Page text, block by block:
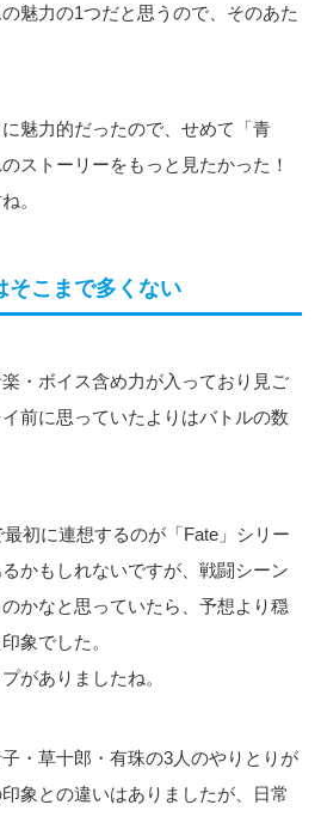
魅力の1つだと思うので、そのあた
魅力的だったので、せめて「青
ストーリーをもっと見たかった！
。
そこまで多くない
・ボイス含め力が入っており見ご
前に思っていたよりはバトルの数
初に連想するのが「Fate」シリー
かもしれないですが、戦闘シーン
かなと思っていたら、予想より穏
象でした。
がありましたね。
・草十郎・有珠の3人のやりとりが
象との違いはありましたが、日常